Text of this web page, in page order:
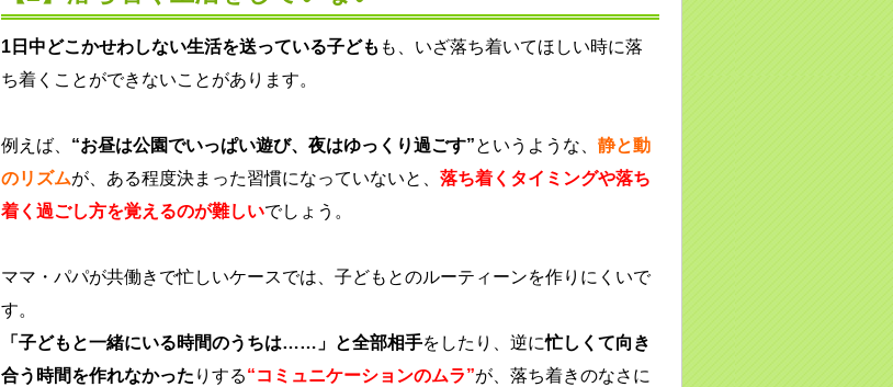
1日中どこかせわしない生活を送っている子ども も、いざ落ち着いてほしい時に落
ち着くことができないことがあります。
例えば、 “お昼は公園でいっぱい遊び、夜はゆっくり過ごす”というような、 静と動
のリズムが、ある程度決まった習慣になっていないと、 落ち着くタイミングや落ち
着く過ごし方を覚えるのが難しいでしょう。
ママ・パパが共働きで忙しいケースでは、子どもとのルーティーンを作りにくいで
す。
「子どもと一緒にいる時間のうちは……」と全部相手をしたり、逆に忙しくて向き
合う時間を作れなかった りする“コミュニケーションのムラ”が、落ち着きのなさに